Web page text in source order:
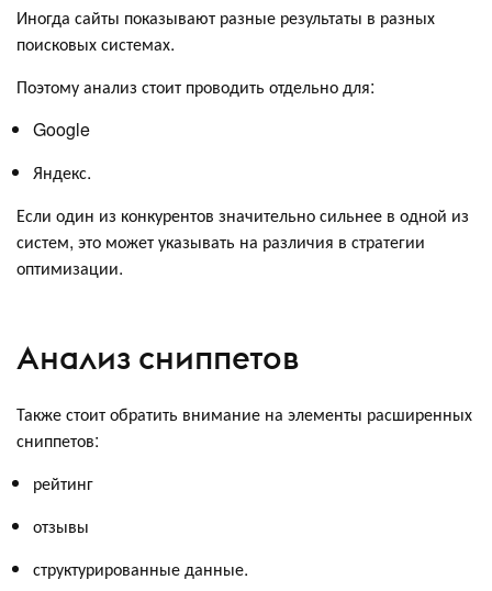
Иногда сайты показывают разные результаты в разных
поисковых системах.
Поэтому анализ стоит проводить отдельно для:
Google
Яндекс.
Если один из конкурентов значительно сильнее в одной из
систем, это может указывать на различия в стратегии
оптимизации.
Анализ сниппетов
Также стоит обратить внимание на элементы расширенных
сниппетов:
рейтинг
отзывы
структурированные данные.